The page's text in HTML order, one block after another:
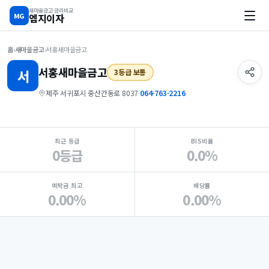
MG
새마을금고 금리비교
엠지이자
홈›새마을금고›서홍새마을금고
서 서홍새마을금고 3등급 보통
제주 서귀포시 중산간동로 8037·064-763-2216
지점 핵심 지표 요약
최근 등급
0등급
BIS비율
0.0%
예탁금 최고
0.00%
배당률
0.00%